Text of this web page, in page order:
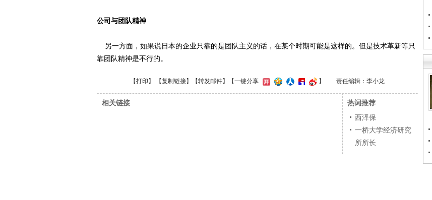
公司与团队精神
另一方面，如果说日本的企业只靠的是团队主义的话，在某个时期可能是这样的。但是技术革新等只
靠团队精神是不行的。
【打印 】 【复制链接】【转发邮件】 【一键分享 】 责任编辑：李小龙
相关链接
热词推荐
西泽保
一桥大学经济研究
所所长